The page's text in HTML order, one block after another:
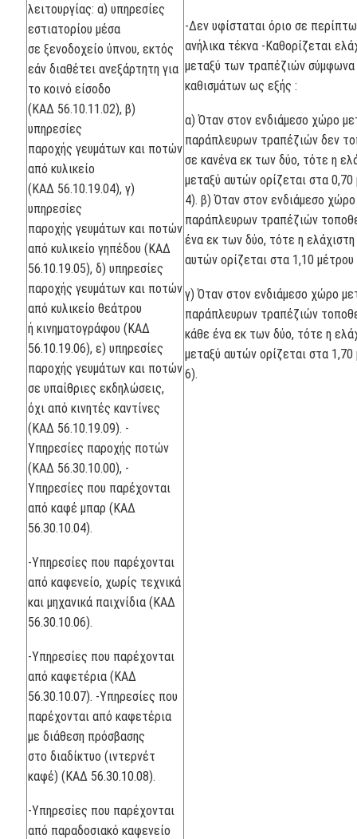
λειτουργίας: α) υπηρεσίες
εστιατορίου μέσα
σε ξενοδοχείο ύπνου, εκτός
εάν διαθέτει ανεξάρτητη για
το κοινό είσοδο
(ΚΑΔ 56.10.11.02), β)
υπηρεσίες
παροχής γευμάτων και ποτών
από κυλικείο
(ΚΑΔ 56.10.19.04), γ)
υπηρεσίες
παροχής γευμάτων και ποτών
από κυλικείο γηπέδου (ΚΑΔ
56.10.19.05), δ) υπηρεσίες
παροχής γευμάτων και ποτών
από κυλικείο θεάτρου
ή κινηματογράφου (ΚΑΔ
56.10.19.06), ε) υπηρεσίες
παροχής γευμάτων και ποτών
σε υπαίθριες εκδηλώσεις,
όχι από κινητές καντίνες
(ΚΑΔ 56.10.19.09). -
Υπηρεσίες παροχής ποτών
(ΚΑΔ 56.30.10.00), -
Υπηρεσίες που παρέχονται
από καφέ μπαρ (ΚΑΔ
56.30.10.04).
-Υπηρεσίες που παρέχονται
από καφενείο, χωρίς τεχνικά
και μηχανικά παιχνίδια (ΚΑΔ
56.30.10.06).
-Υπηρεσίες που παρέχονται
από καφετέρια (ΚΑΔ
56.30.10.07). -Υπηρεσίες που
παρέχονται από καφετέρια
με διάθεση πρόσβασης
στο διαδίκτυο (ιντερνέτ
καφέ) (ΚΑΔ 56.30.10.08).
-Υπηρεσίες που παρέχονται
από παραδοσιακό καφενείο
-Δεν υφίσταται όριο σε
ανήλικα τέκνα -Καθορίζεται
μεταξύ των τραπέζιών σύμφωνα
καθισμάτων ως εξής :
α) Όταν στον ενδιάμεσο χώρο
παράπλευρων τραπέζιών δεν
σε κανένα εκ των δύο, τότε η
μεταξύ αυτών ορίζεται στα
4). β) Όταν στον ενδιάμεσο
παράπλευρων τραπέζιών
ένα εκ των δύο, τότε η
αυτών ορίζεται στα 1,10
γ) Όταν στον ενδιάμεσο χώρο
παράπλευρων τραπέζιών
κάθε ένα εκ των δύο, τότε η
μεταξύ αυτών ορίζεται στα
6).